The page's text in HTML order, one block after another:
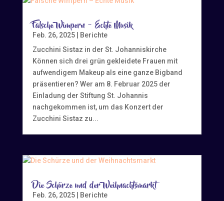
Falsche Wimpern – Echte Musik
Feb. 26, 2025| Berichte
Zucchini Sistaz in der St. Johanniskirche
Können sich drei grün gekleidete Frauen mit
aufwendigem Makeup als eine ganze Bigband
präsentieren? Wer am 8. Februar 2025 der
Einladung der Stiftung St. Johannis
nachgekommen ist, um das Konzert der
Zucchini Sistaz zu...
Die Schürze und der Weihnachtsmarkt
Feb. 26, 2025|
Berichte